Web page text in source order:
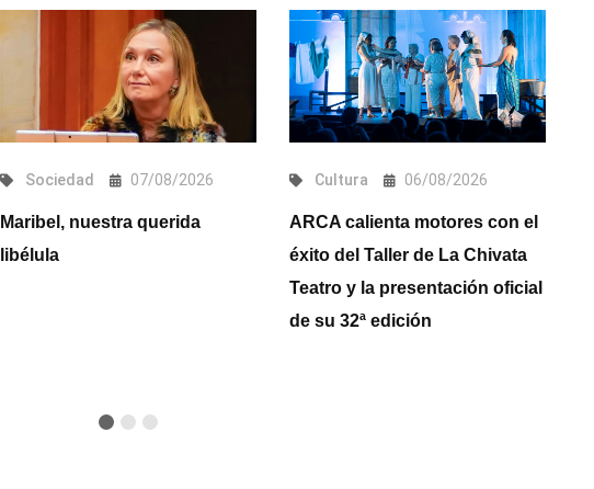
Sociedad 07/08/2026
Maribel, nuestra querida
libélula
Cultura 06/08/2026
ARCA calienta motores con el
éxito del Taller de La Chivata
Teatro y la presentación oficial
de su 32ª edición